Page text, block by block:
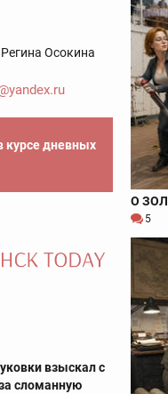
Регина Осокина
курсе дневных
взыскал с
сломанную
О
5